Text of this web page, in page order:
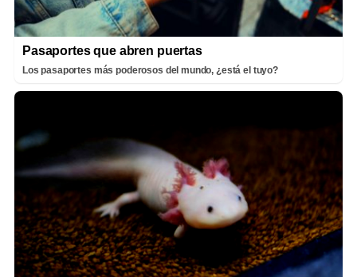
Pasaportes que abren puertas
Los pasaportes más poderosos del mundo, ¿está el tuyo?